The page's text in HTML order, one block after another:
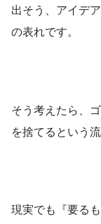
出そう、アイデ
の表れです。
そう考えたら、
を捨てるという
現実でも『要る